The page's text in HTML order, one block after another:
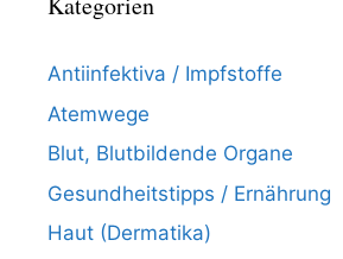
Antiinfektiva / Impfstoffe
Atemwege
Blut, Blutbildende Organe
Gesundheitstipps / Ernährung
Haut (Dermatika)